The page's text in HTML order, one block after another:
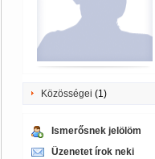
Közösségei (1)
Ismerősnek jelölöm
Üzenetet írok neki